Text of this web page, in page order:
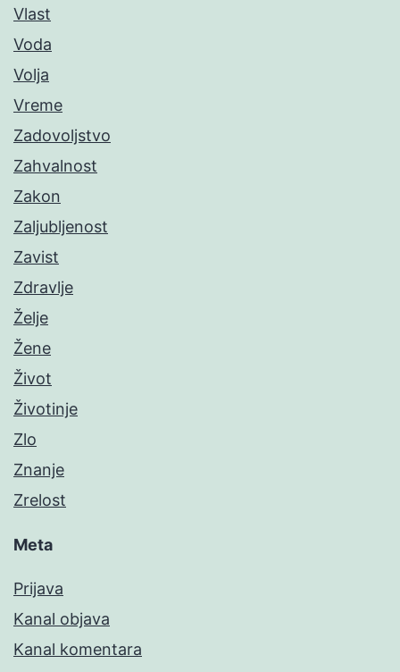
Vlast
Voda
Volja
Vreme
Zadovoljstvo
Zahvalnost
Zakon
Zaljubljenost
Zavist
Zdravlje
Želje
Žene
Život
Životinje
Zlo
Znanje
Zrelost
Meta
Prijava
Kanal objava
Kanal komentara